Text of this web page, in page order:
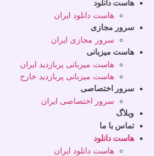
هاست دانلود
هاست دانلود ایران
سرور مجازی
سرور مجازی ایران
هاست میزبانی
هاست میزبانی پربازدید ایران
هاست میزبانی پربازدید خارج
سرور اختصاصی
سرور اختصاصی ایران
وبلاگ
تماس با ما
هاست دانلود
هاست دانلود ایران